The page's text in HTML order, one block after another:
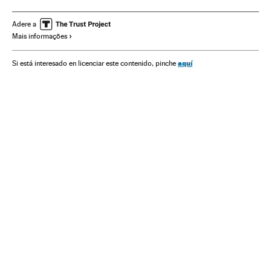
América do Sul América Latina
Acontecimentos
Sociedade
Adere a
Mais informações
Si está interesado en licenciar este contenido, pinche aquí